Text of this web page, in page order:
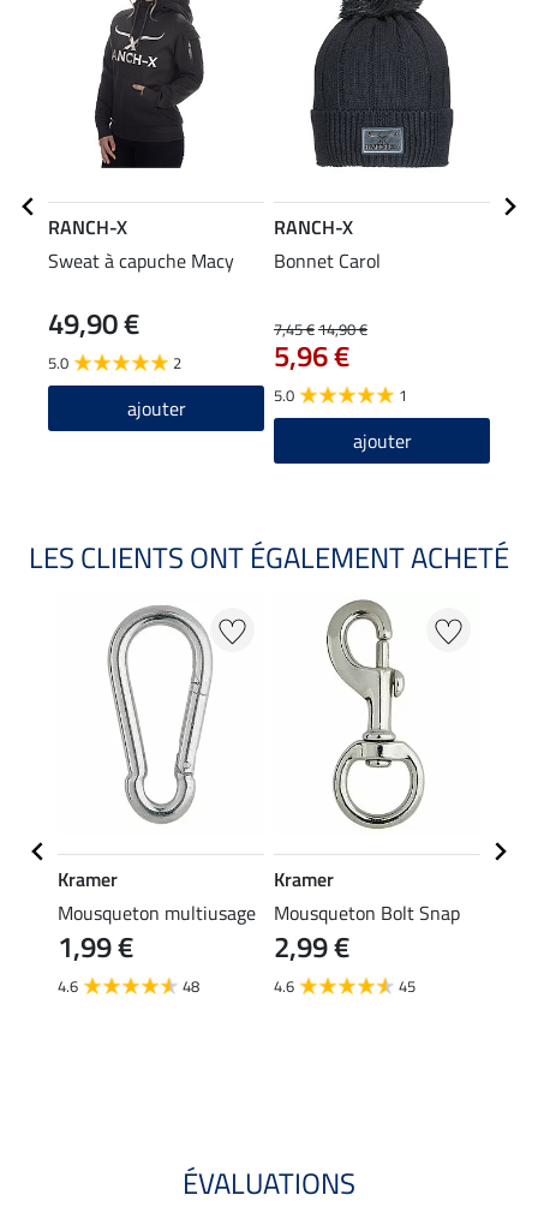
RANCH-X
Sweat à capuche Macy
49,90 €
5.0 2
ajouter
RANCH-X
Bonnet Carol
7,45 €14,90 €
5,96 €
5.0 1
ajouter
LES CLIENTS ONT ÉGALEMENT ACHETÉ
Kramer
Mousqueton multiusage
1,99 €
4.6 48
Kramer
Mousqueton Bolt Snap
2,99 €
4.6 45
ÉVALUATIONS